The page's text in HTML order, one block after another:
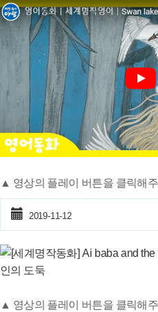
▲ 영상의 플레이 버튼을 클릭해
2019-11-12
▲ 영상의 플레이 버튼을 클릭해